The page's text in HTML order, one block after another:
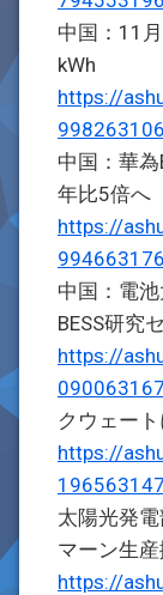
中国：11
kWh
https://
中国：華
年比5倍へ
https://
中国：電
BESS研究
https://
クウェー
https://
太陽光発
マーン生
https://